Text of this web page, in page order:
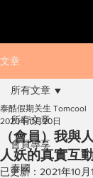
文章
所有文章
會員專享
泰國
所有文章
（會員）我與
人妖的真實互動
泰酷假期关生 Tomcool
2020年11月20日
已更新： 2021年10月